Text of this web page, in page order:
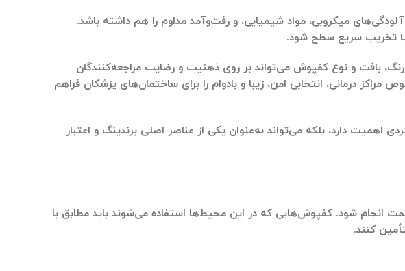
آلودگی‌های میکروبی، مواد شیمیایی، و رفت‌وآمد مداوم را هم داشته باشد.
یا تخریب سریع سطح شود.
رنگ، بافت و نوع کفپوش می‌تواند بر روی ذهنیت و رضایت مراجعه‌کنندگان
درمانی، انتخابی امن، زیبا و بادوام را برای ساختمان‌های پزشکان فراهم
دارد، بلکه می‌تواند به‌عنوان یکی از عناصر اصلی برندینگ و اعتبار
انجام شود. کفپوش‌هایی که در این محیط‌ها استفاده می‌شوند باید مطابق با
کنند.